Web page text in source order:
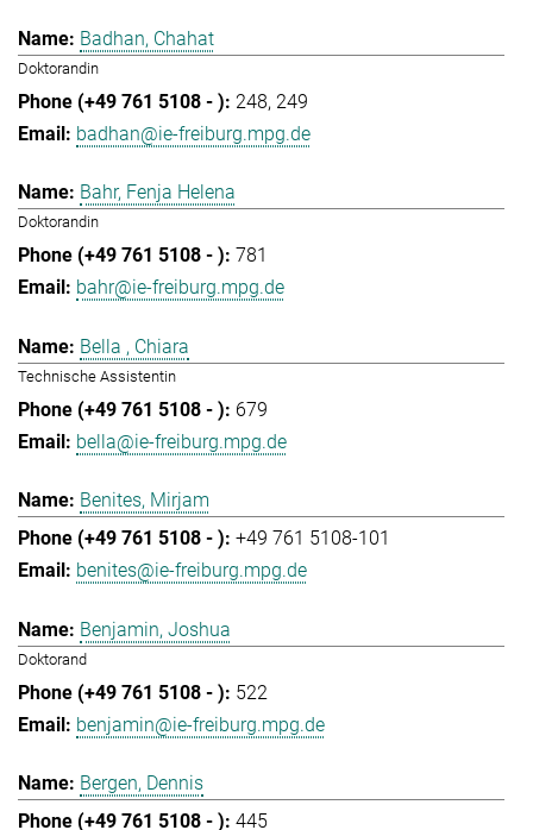
Badhan, Chahat
Doktorandin
248 249
badhan@ie-freiburg.mpg.de
Bahr, Fenja Helena
Doktorandin
781
bahr@ie-freiburg.mpg.de
Bella , Chiara
Technische Assistentin
679
bella@ie-freiburg.mpg.de
Benites, Mirjam
+49 761 5108-101
benites@ie-freiburg.mpg.de
Benjamin, Joshua
Doktorand
522
benjamin@ie-freiburg.mpg.de
Bergen, Dennis
445